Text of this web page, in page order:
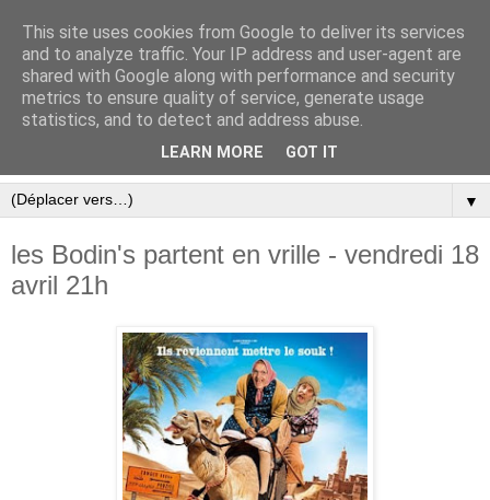
▼
les Bodin's partent en vrille - vendredi 18
avril 21h
This site uses cookies from Google to deliver its services
and to analyze traffic. Your IP address and user-agent are
shared with Google along with performance and security
metrics to ensure quality of service, generate usage
statistics, and to detect and address abuse.
LEARN MORE GOT IT